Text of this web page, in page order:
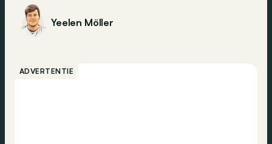
Yeelen Möller
ADVERTENTIE